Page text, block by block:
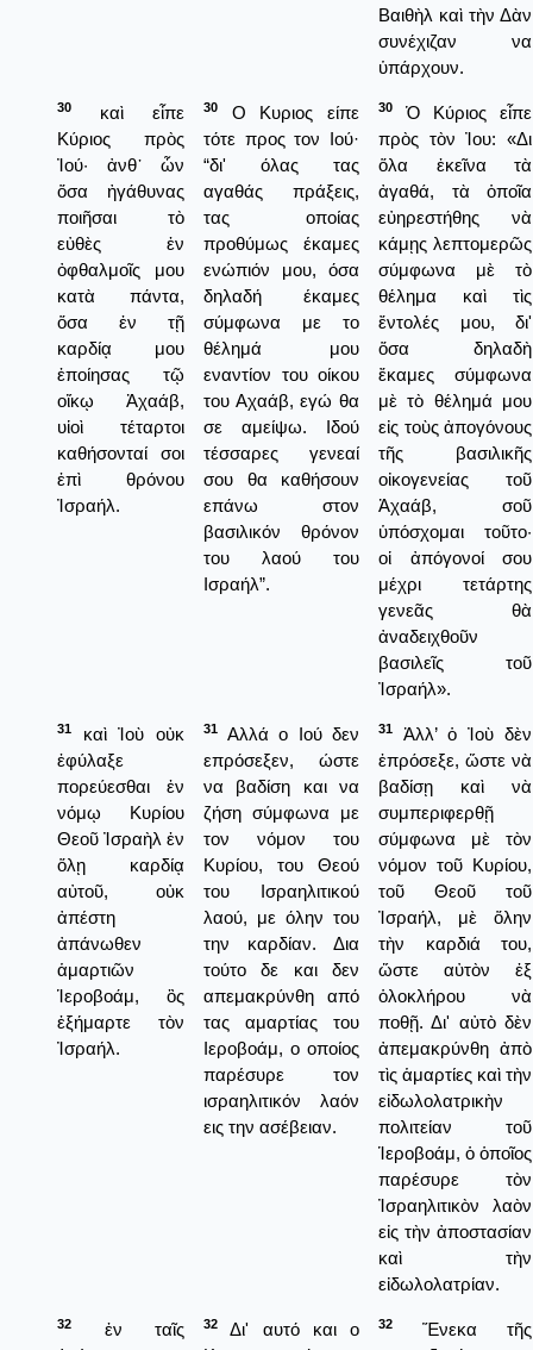
Βαιθὴλ καὶ τὴν Δὰν
συνέχιζαν να
ὑπάρχουν.
30
καὶ εἶπε
Κύριος πρὸς
Ἰού· ἀνθ᾿ ὧν
ὅσα ἠγάθυνας
ποιῆσαι τὸ
εὐθὲς ἐν
ὀφθαλμοῖς μου
κατὰ πάντα,
ὅσα ἐν τῇ
καρδίᾳ μου
ἐποίησας τῷ
οἴκῳ Ἀχαάβ,
υἱοὶ τέταρτοι
καθήσονταί σοι
ἐπὶ θρόνου
Ἰσραήλ.
30
Ο Κυριος είπε
τότε προς τον Ιού·
“δι' όλας τας
αγαθάς πράξεις,
τας οποίας
προθύμως έκαμες
ενώπιόν μου, όσα
δηλαδή έκαμες
σύμφωνα με το
θέλημά μου
εναντίον του οίκου
του Αχαάβ, εγώ θα
σε αμείψω. Ιδού
τέσσαρες γενεαί
σου θα καθήσουν
επάνω στον
βασιλικόν θρόνον
του λαού του
Ισραήλ”.
30
Ὁ Κύριος εἶπε
πρὸς τὸν Ἰου: «Δι
ὅλα ἐκεῖνα τὰ
ἀγαθά, τὰ ὁποῖα
εὐηρεστήθης νὰ
κάμῃς λεπτομερῶς
σύμφωνα μὲ τὸ
θέλημα καὶ τὶς
ἔντολές μου, δι'
ὅσα δηλαδὴ
ἔκαμες σύμφωνα
μὲ τὸ θέλημά μου
εἰς τοὺς ἀπογόνους
τῆς βασιλικῆς
οἰκογενείας τοῦ
Ἀχαάβ, σοῦ
ὑπόσχομαι τοῦτο·
οἱ ἀπόγονοί σου
μέχρι τετάρτης
γενεᾶς θὰ
ἀναδειχθοῦν
βασιλεῖς τοῦ
Ἰσραήλ».
31
καὶ Ἰοὺ οὐκ
ἐφύλαξε
πορεύεσθαι ἐν
νόμῳ Κυρίου
Θεοῦ Ἰσραὴλ ἐν
ὅλῃ καρδίᾳ
αὐτοῦ, οὐκ
ἀπέστη
ἀπάνωθεν
ἁμαρτιῶν
Ἱεροβοάμ, ὃς
ἐξήμαρτε τὸν
Ἰσραήλ.
31
Αλλά ο Ιού δεν
επρόσεξεν, ώστε
να βαδίση και να
ζήση σύμφωνα με
τον νόμον του
Κυρίου, του Θεού
του Ισραηλιτικού
λαού, με όλην του
την καρδίαν. Δια
τούτο δε και δεν
απεμακρύνθη από
τας αμαρτίας του
Ιεροβοάμ, ο οποίος
παρέσυρε τον
ισραηλιτικόν λαόν
εις την ασέβειαν.
31
Ἀλλ’ ὁ Ἰοὺ δὲν
ἐπρόσεξε, ὥστε νὰ
βαδίσῃ καὶ νὰ
συμπεριφερθῇ
σύμφωνα μὲ τὸν
νόμον τοῦ Κυρίου,
τοῦ Θεοῦ τοῦ
Ἰσραήλ, μὲ ὅλην
τὴν καρδιά του,
ὥστε αὐτὸν ἐξ
ὁλοκλήρου νὰ
ποθῇ. Δι' αὐτὸ δὲν
ἀπεμακρύνθη ἀπὸ
τὶς ἁμαρτίες καὶ τὴν
εἰδωλολατρικὴν
πολιτείαν τοῦ
Ἱεροβοάμ, ὁ ὁποῖος
παρέσυρε τὸν
Ἰσραηλιτικὸν λαὸν
εἰς τὴν ἀποστασίαν
καὶ τὴν
εἰδωλολατρίαν.
32
ἐν ταῖς
32
Δι' αυτό και ο
32
Ἕνεκα τῆς